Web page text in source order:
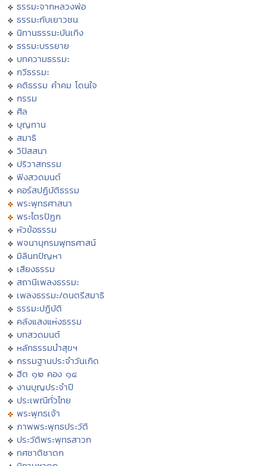
ธรรมะจากหลวงพ่อ
ธรรมะกับเยาวชน
นิทานธรรมะบันเทิง
ธรรมะบรรยาย
บทความธรรมะ
กวีธรรมะ
คติธรรม คำคม โดนใจ
กรรม
ศีล
บุญทาน
สมาธิ
วิปัสสนา
ปริวาสกรรม
ฟังสวดมนต์
คอร์สปฏิบัติธรรม
พระพุทธศาสนา
พระไตรปิฏก
หัวข้อธรรม
พจนานุกรมพุทธศาสน์
มิลินทปัญหา
เสียงธรรม
สถานีเพลงธรรมะ
เพลงธรรมะ/ดนตรีสมาธิ
ธรรมะปฏิบัติ
คลังแสงแห่งธรรม
บทสวดมนต์
หลักธรรมนำสุขฯ
กรรมฐานประจำวันเกิด
ฮีต ๑๒ คอง ๑๔
งานบุญประจำปี
ประเพณีทั่วไทย
พระพุทธเจ้า
ภาพพระพุทธประวัติ
ประวัติพระพุทธสาวก
ทศชาติชาดก